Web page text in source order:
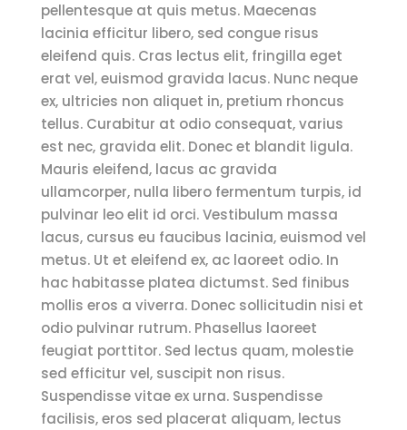
pellentesque at quis metus. Maecenas
lacinia efficitur libero, sed congue risus
eleifend quis. Cras lectus elit, fringilla eget
erat vel, euismod gravida lacus. Nunc neque
ex, ultricies non aliquet in, pretium rhoncus
tellus. Curabitur at odio consequat, varius
est nec, gravida elit. Donec et blandit ligula.
Mauris eleifend, lacus ac gravida
ullamcorper, nulla libero fermentum turpis, id
pulvinar leo elit id orci. Vestibulum massa
lacus, cursus eu faucibus lacinia, euismod vel
metus. Ut et eleifend ex, ac laoreet odio. In
hac habitasse platea dictumst. Sed finibus
mollis eros a viverra. Donec sollicitudin nisi et
odio pulvinar rutrum. Phasellus laoreet
feugiat porttitor. Sed lectus quam, molestie
sed efficitur vel, suscipit non risus.
Suspendisse vitae ex urna. Suspendisse
facilisis, eros sed placerat aliquam, lectus